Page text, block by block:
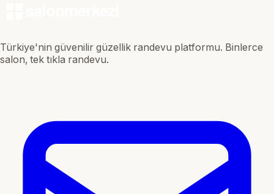
Türkiye'nin güvenilir güzellik randevu platformu. Binlerce
salon, tek tıkla randevu.